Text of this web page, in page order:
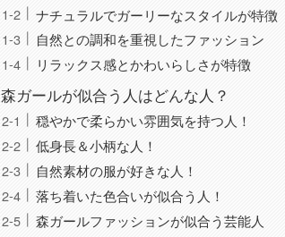
ナチュラルでガーリーなスタイルが特徴
自然との調和を重視したファッション
リラックス感とかわいらしさが特徴
森ガールが似合う人はどんな人？
穏やかで柔らかい雰囲気を持つ人！
低身長＆小柄な人！
自然素材の服が好きな人！
落ち着いた色合いが似合う人！
森ガールファッションが似合う芸能人